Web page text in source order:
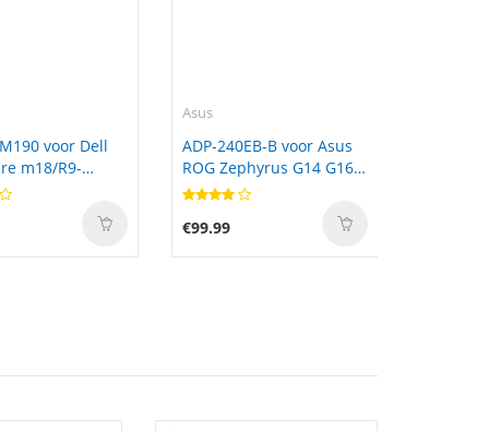
voor Dell
m18/R9-
Asus
ADP-240EB-B voor Asus
ROG Zephyrus G14 G16
2025 2024 Rectangle Tip
€99.99